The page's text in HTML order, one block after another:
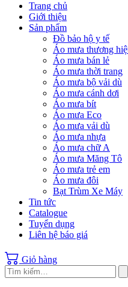
Trang chủ
Giới thiệu
Sản phẩm
Đồ bảo hộ y tế
Áo mưa thương
Áo mưa bán lẻ
Áo mưa thời trang
Áo mưa bộ vải dù
Áo mưa cánh dơi
Áo mưa bít
Áo mưa Eco
Áo mưa vải dù
Áo mưa nhựa
Áo mưa chữ A
Áo mưa Măng Tô
Áo mưa trẻ em
Áo mưa đôi
Bạt Trùm Xe Máy
Tin tức
Catalogue
Tuyển dụng
Liên hệ báo giá
Giỏ hàng